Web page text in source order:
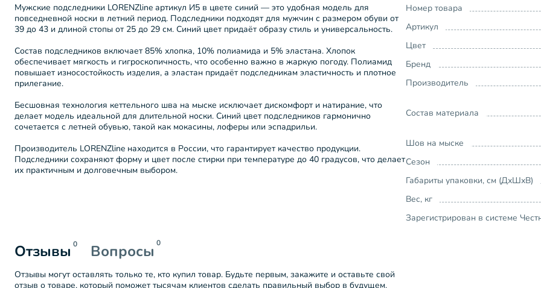
Мужские подследники LORENZline артикул И5 в цвете синий — это удобная модель для
повседневной носки в летний период. Подследники подходят для мужчин с размером обуви от
39 до 43 и длиной стопы от 25 до 29 см. Синий цвет придаёт образу стиль и универсальность.
Состав подследников включает 85% хлопка, 10% полиамида и 5% эластана. Хлопок
обеспечивает мягкость и гигроскопичность, что особенно важно в жаркую погоду. Полиамид
повышает износостойкость изделия, а эластан придаёт подследникам эластичность и плотное
прилегание.
Бесшовная технология кеттельного шва на мыске исключает дискомфорт и натирание, что
делает модель идеальной для длительной носки. Синий цвет подследников гармонично
сочетается с летней обувью, такой как мокасины, лоферы или эспадрильи.
Производитель LORENZline находится в России, что гарантирует качество продукции.
Подследники сохраняют форму и цвет после стирки при температуре до 40 градусов, что делает
их практичным и долговечным выбором.
Номер товара
Артикул
Цвет
Бренд
Производитель
Состав материала
Шов на мыске
Сезон
Габариты упаковки, см (ДхШхВ)
Вес, кг
Зарегистрирован в системе
Отзывы 0 Вопросы 0
Отзывы могут оставлять только те, кто купил товар. Будьте первым, закажите и оставьте свой
отзыв о товаре, который поможет тысячам клиентов сделать правильный выбор в будущем.